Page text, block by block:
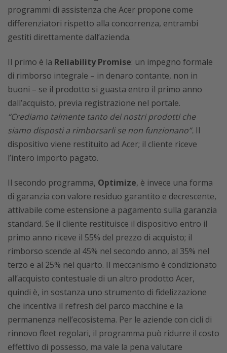
programmi di assistenza che Acer propone come
differenziatori rispetto alla concorrenza, entrambi
gestiti direttamente dall’azienda.
Il primo è la Reliability Promise: un impegno formale
di rimborso integrale – in denaro contante, non in
buoni – se il prodotto si guasta entro il primo anno
dall’acquisto, previa registrazione nel portale.
“Crediamo talmente tanto dei nostri prodotti che
siamo disposti a rimborsarli se non funzionano”. Il
dispositivo viene restituito ad Acer; il cliente riceve
l’intero importo pagato.
Il secondo programma, Optimize, è invece una forma
di garanzia con valore residuo garantito e decrescente,
attivabile come estensione a pagamento sulla garanzia
standard. Se il cliente restituisce il dispositivo entro il
primo anno riceve il 55% del prezzo di acquisto; il
rimborso scende al 45% nel secondo anno, al 35% nel
terzo e al 25% nel quarto. Il meccanismo è condizionato
all’acquisto contestuale di un altro prodotto Acer,
quindi è, in sostanza uno strumento di fidelizzazione
che incentiva il refresh del parco macchine e la
permanenza nell’ecosistema. Per le aziende con cicli di
rinnovo fleet regolari, il programma può ridurre il costo
effettivo di possesso, ma vale la pena valutare